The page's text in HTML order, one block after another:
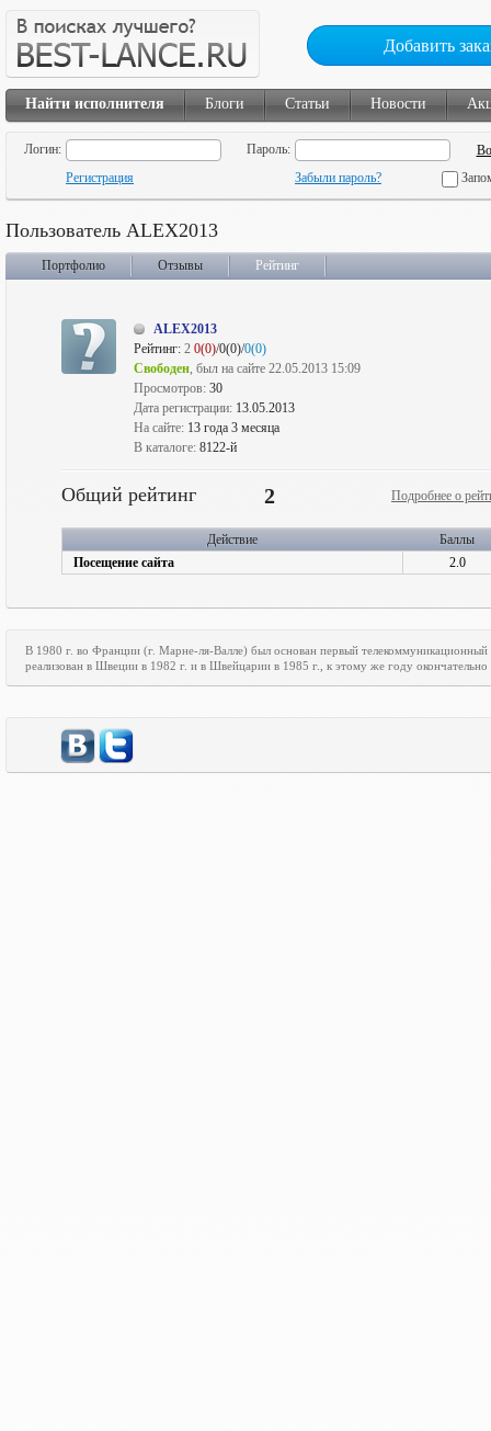
Добавить
Найти исполнителя Блоги Статьи Новости
Логин:
Пароль:
Регистрация
Забыли пароль?
Пользователь ALEX2013
Портфолио Отзывы Рейтинг
ALEX2013
Рейтинг: 2 0(0)/0(0)/0(0)
Свободен, был на сайте 22.05.2013 15:09
Просмотров: 30
Дата регистрации: 13.05.2013
На сайте: 13 года 3 месяца
В каталоге: 8122-й
Общий рейтинг 2 Подробнее о
Действие
Баллы
Посещение сайта
2.0
В 1980 г. во Франции (г. Марне-ля-Валле) был основан первый
реализован в Швеции в 1982 г. и в Швейцарии в 1985 г., к этому же году